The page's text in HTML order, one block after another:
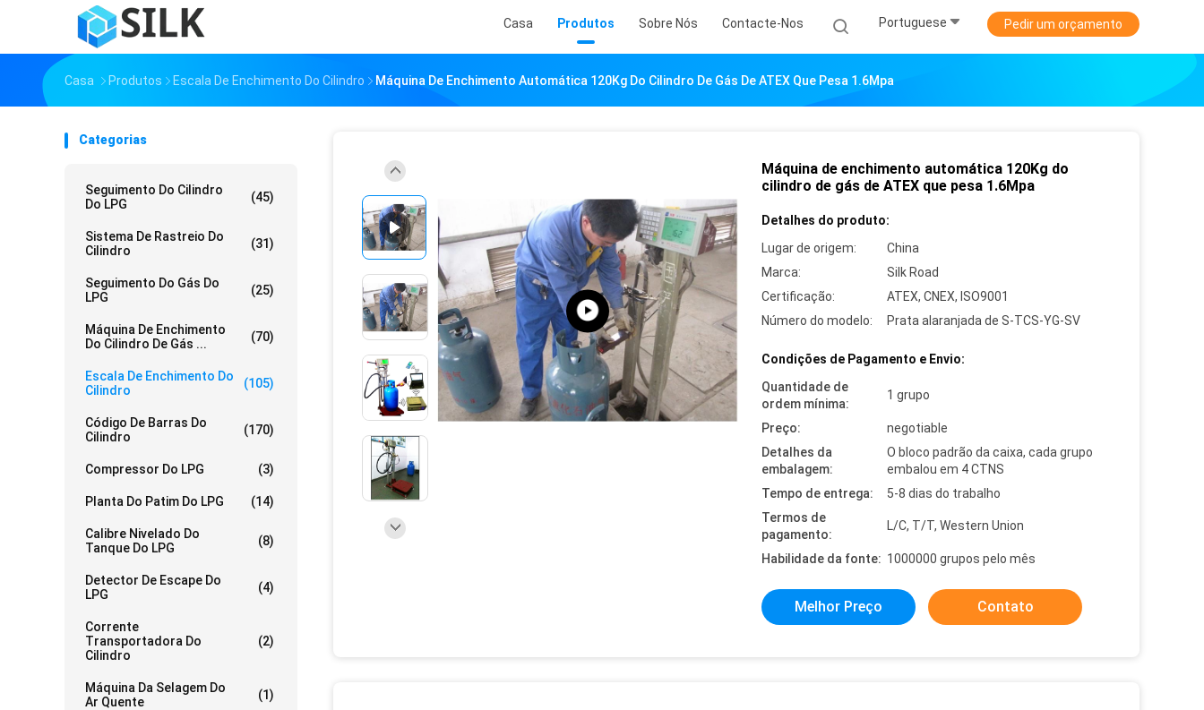
Casa Produtos Sobre Nós Contacte-Nos Portuguese Pedir um orçamento
Casa Produtos Escala De Enchimento Do Cilindro Máquina De Enchimento Automática 120Kg Do Cilindro De Gás De ATEX Que Pesa 1.6Mpa
Categorias
Seguimento Do Cilindro
Do LPG
(45)
Sistema De Rastreio Do
Cilindro
(31)
Seguimento Do Gás Do
LPG
(25)
Máquina De Enchimento
Do Cilindro De Gás ...
(70)
Escala De Enchimento Do
Cilindro
(105)
Código De Barras Do
Cilindro
(170)
Compressor Do LPG (3)
Planta Do Patim Do LPG (14)
Calibre Nivelado Do
Tanque Do LPG
(8)
Detector De Escape Do
LPG
(4)
Corrente
Transportadora Do
Cilindro
(2)
Máquina Da Selagem Do
Ar Quente
(1)
Máquina de enchimento automática 120Kg do
cilindro de gás de ATEX que pesa 1.6Mpa
Detalhes do produto:
Lugar de origem:
China
Marca:
Silk Road
Certificação:
ATEX, CNEX, ISO9001
Número do modelo:
Prata alaranjada de S-TCS-YG-SV
Condições de Pagamento e Envio:
Quantidade de
ordem mínima:
1 grupo
Preço:
negotiable
Detalhes da
embalagem:
O bloco padrão da caixa, cada grupo
embalou em 4 CTNS
Tempo de entrega:
5-8 dias do trabalho
Termos de
pagamento:
L/C, T/T, Western Union
Habilidade da fonte: 1000000 grupos pelo mês
Melhor Preço Contato